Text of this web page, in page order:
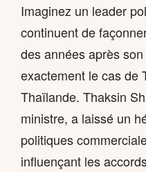
Imaginez un leader
continuent de
des années après
exactement le cas de
Thaïlande. Thaksin
ministre, a laissé un
politiques
influençant les